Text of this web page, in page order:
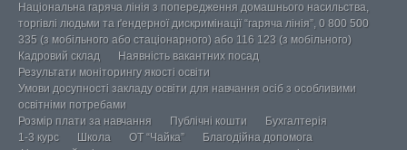
Національна гаряча лінія з попередження домашнього насильства,
торгівлі людьми та ґендерної дискримінації “гаряча лінія”, 0 800 500
335 (з мобільного або стаціонарного) або 116 123 (з мобільного)
Кадровий склад
Наявність вакантних посад
Результати моніторингу якості освіти
Умови досупності закладу освіти для навчання осіб з особливими
освітніми потребами
Розмір плати за навчання
Публічні кошти
Бухгалтерія
1-3 курс
Школа ОТ “Чайка”
Благодійна допомога